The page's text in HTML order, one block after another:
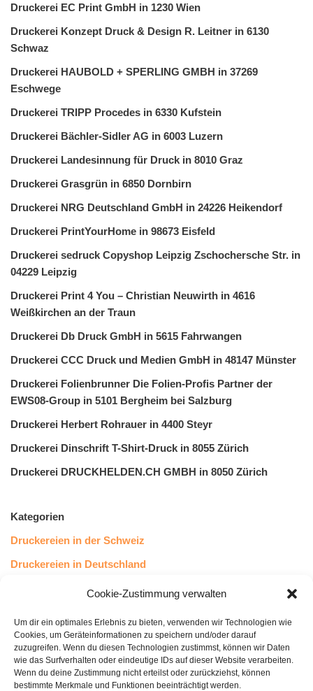
Cookie-Zustimmung verwalten
Um dir ein optimales Erlebnis zu bieten, verwenden wir Technologien wie
Cookies, um Geräteinformationen zu speichern und/oder darauf
zuzugreifen. Wenn du diesen Technologien zustimmst, können wir Daten
wie das Surfverhalten oder eindeutige IDs auf dieser Website verarbeiten.
Wenn du deine Zustimmung nicht erteilst oder zurückziehst, können
bestimmte Merkmale und Funktionen beeinträchtigt werden.
Druckerei EC Print GmbH in 1230 Wien
Druckerei Konzept Druck & Design R. Leitner in 6130
Schwaz
Druckerei HAUBOLD + SPERLING GMBH in 37269
Eschwege
Druckerei TRIPP Procedes in 6330 Kufstein
Druckerei Bächler-Sidler AG in 6003 Luzern
Druckerei Landesinnung für Druck in 8010 Graz
Druckerei Grasgrün in 6850 Dornbirn
Druckerei NRG Deutschland GmbH in 24226 Heikendorf
Druckerei PrintYourHome in 98673 Eisfeld
Druckerei sedruck Copyshop Leipzig Zschochersche Str. in
04229 Leipzig
Druckerei Print 4 You – Christian Neuwirth in 4616
Weißkirchen an der Traun
Druckerei Db Druck GmbH in 5615 Fahrwangen
Druckerei CCC Druck und Medien GmbH in 48147 Münster
Druckerei Folienbrunner Die Folien-Profis Partner der
EWS08-Group in 5101 Bergheim bei Salzburg
Druckerei Herbert Rohrauer in 4400 Steyr
Druckerei Dinschrift T-Shirt-Druck in 8055 Zürich
Druckerei DRUCKHELDEN.CH GMBH in 8050 Zürich
Kategorien
Druckereien in der Schweiz
Druckereien in Deutschland
Druckereien in Österreich
Kundenstimmen